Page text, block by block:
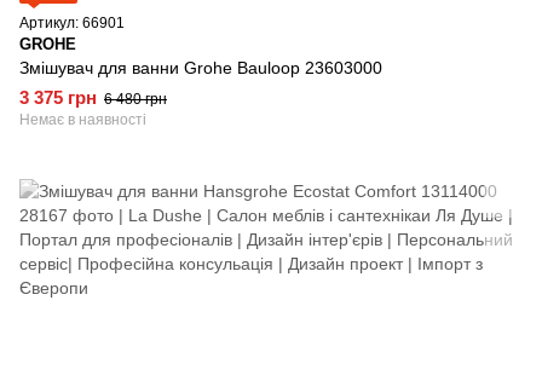
Артикул: 66901
GROHE
Змішувач для ванни Grohe Bauloop 23603000
3 375 грн 6 480 грн
Немає в наявності